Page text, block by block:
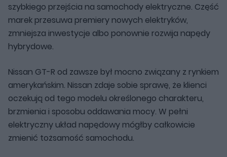
szybkiego przejścia na samochody elektryczne. Część
marek przesuwa premiery nowych elektryków,
zmniejsza inwestycje albo ponownie rozwija napędy
hybrydowe.
Nissan GT-R od zawsze był mocno związany z rynkiem
amerykańskim. Nissan zdaje sobie sprawę, że klienci
oczekują od tego modelu określonego charakteru,
brzmienia i sposobu oddawania mocy. W pełni
elektryczny układ napędowy mógłby całkowicie
zmienić tożsamość samochodu.